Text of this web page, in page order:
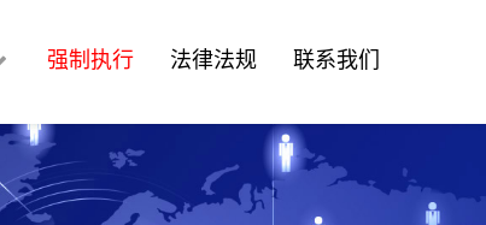
强制执行 法律法规 联系我们